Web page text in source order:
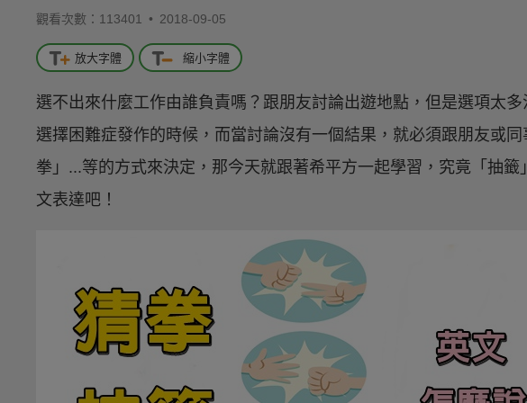
觀看次數：113401 • 2018-09-05
放大字體 縮小字體
選不出來什麼工作由誰負責嗎？跟朋友討論出遊地點，但是選項太
選擇困難症發作的時候，而當討論沒有一個結果，就必須跟朋友或
拳」...等的方式來決定，那今天就跟著希平方一起學習，究竟「抽籤
文表達吧！